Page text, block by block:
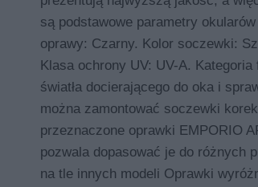
są podstawowe parametry
oprawy: Czarny. Kolor soczewki:
Klasa ochrony UV: UV-A.
światła docierającego do oka i
można zamontować soczewki
przeznaczone oprawki EMPORIO
pozwala dopasować je do różnych
na tle innych modeli Oprawki